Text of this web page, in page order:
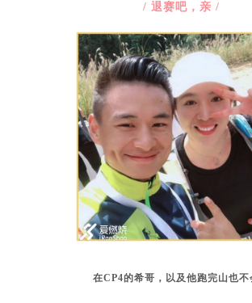
/ 退赛吧，亲 /
在CP4的希哥，以及他跑完山也不